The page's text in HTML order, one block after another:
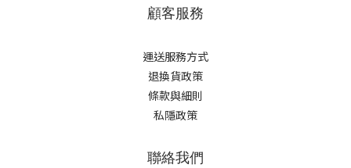
顧客服務
運送服務方式
退換貨政策
條款與細則
私隱政策
聯絡我們